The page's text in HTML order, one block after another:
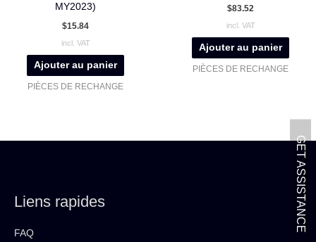
MY2023)
$15.84
incl. VAT
Ajouter au panier
PIÈCES DE RECHANGE
$83.52
incl. VAT
Ajouter au panier
PIÈCES DE RECHANGE
Liens rapides
FAQ
GET ASSISTANCE